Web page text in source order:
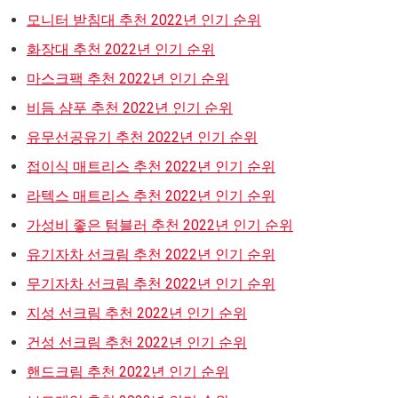
모니터 받침대 추천 2022년 인기 순위
화장대 추천 2022년 인기 순위
마스크팩 추천 2022년 인기 순위
비듬 샴푸 추천 2022년 인기 순위
유무선공유기 추천 2022년 인기 순위
접이식 매트리스 추천 2022년 인기 순위
라텍스 매트리스 추천 2022년 인기 순위
가성비 좋은 텀블러 추천 2022년 인기 순위
유기자차 선크림 추천 2022년 인기 순위
무기자차 선크림 추천 2022년 인기 순위
지성 선크림 추천 2022년 인기 순위
건성 선크림 추천 2022년 인기 순위
핸드크림 추천 2022년 인기 순위